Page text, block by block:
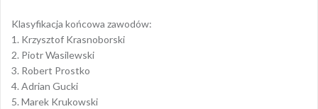
Klasyfikacja końcowa zawodów:
1. Krzysztof Krasnoborski
2. Piotr Wasilewski
3. Robert Prostko
4. Adrian Gucki
5. Marek Krukowski